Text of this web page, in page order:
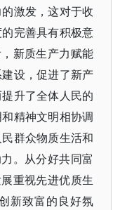
激发，这对于收
完善具有积极意
新质生产力赋能
设，促进了新产
升了全体人民的
精神文明相协调
群众物质生活和
。从分好共同富
重视先进优质生
新致富的良好氛